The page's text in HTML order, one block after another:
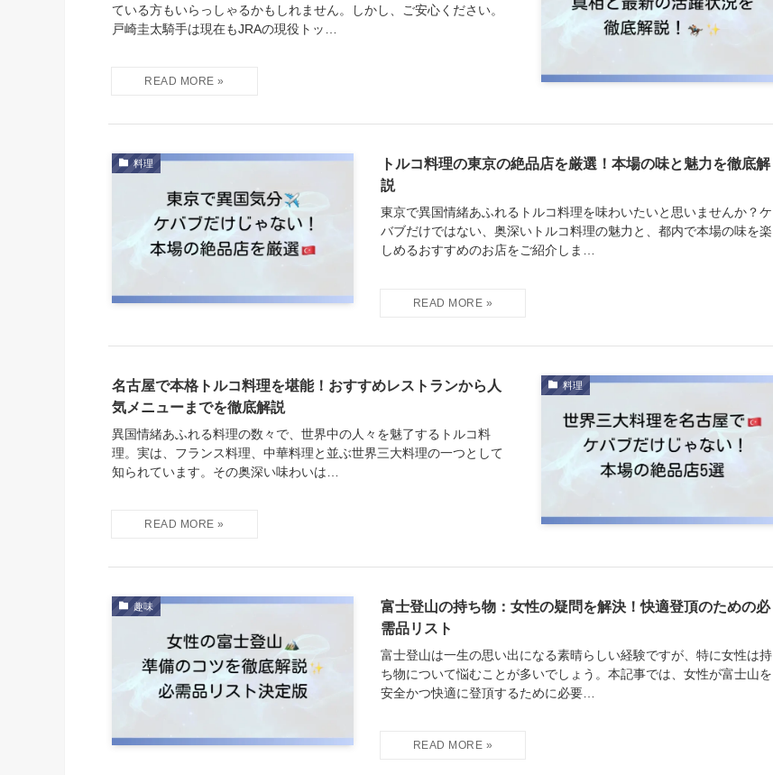
ている方もいらっしゃるかもしれません。しかし、ご安心ください。
戸崎圭太騎手は現在もJRAの現役トッ…
料理
トルコ料理の東京の絶品店を厳選！本場の味と魅力を徹底解
説
東京で異国情緒あふれるトルコ料理を味わいたいと思いませんか？ケ
バブだけではない、奥深いトルコ料理の魅力と、都内で本場の味を楽
しめるおすすめのお店をご紹介しま…
料理
名古屋で本格トルコ料理を堪能！おすすめレストランから人
気メニューまでを徹底解説
異国情緒あふれる料理の数々で、世界中の人々を魅了するトルコ料
理。実は、フランス料理、中華料理と並ぶ世界三大料理の一つとして
知られています。その奥深い味わいは…
趣味
富士登山の持ち物：女性の疑問を解決！快適登頂のための必
需品リスト
富士登山は一生の思い出になる素晴らしい経験ですが、特に女性は持
ち物について悩むことが多いでしょう。本記事では、女性が富士山を
安全かつ快適に登頂するために必要…